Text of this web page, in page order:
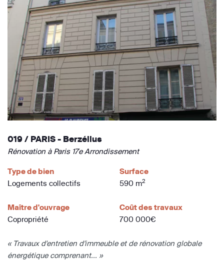
019 / PARIS - Berzélius
Rénovation à Paris 17e Arrondissement
Type de bien
Logements collectifs
Surface
590 m2
Maître d'ouvrage
Copropriété
Coût des travaux
700 000€
« Travaux d'entretien d'immeuble et de rénovation globale
énergétique comprenant... »